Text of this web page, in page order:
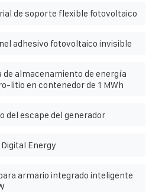
de soporte flexible fotovoltaico
adhesivo fotovoltaico invisible
de almacenamiento de energía
litio en contenedor de 1 MWh
del escape del generador
Energy
armario integrado inteligente